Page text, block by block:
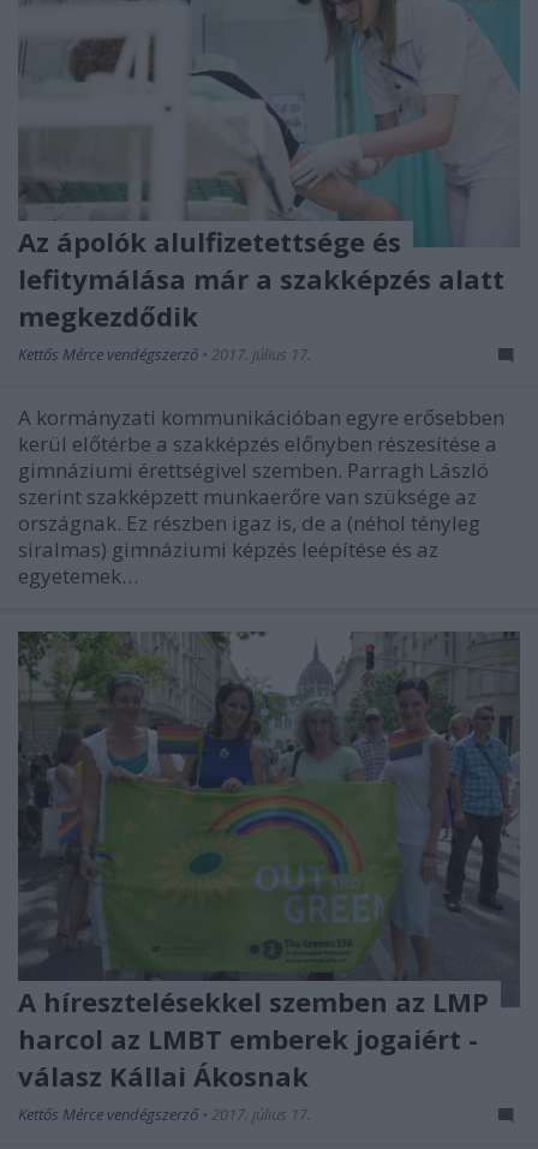
Az ápolók alulfizetettsége és
lefitymálása már a szakképzés alatt
megkezdődik
Kettős Mérce vendégszerző • 2017. július 17.
A kormányzati kommunikációban egyre erősebben
kerül előtérbe a szakképzés előnyben részesítése a
gimnáziumi érettségivel szemben. Parragh László
szerint szakképzett munkaerőre van szüksége az
országnak. Ez részben igaz is, de a (néhol tényleg
siralmas) gimnáziumi képzés leépítése és az
egyetemek…
A híresztelésekkel szemben az LMP
harcol az LMBT emberek jogaiért -
válasz Kállai Ákosnak
Kettős Mérce vendégszerző • 2017. július 17.